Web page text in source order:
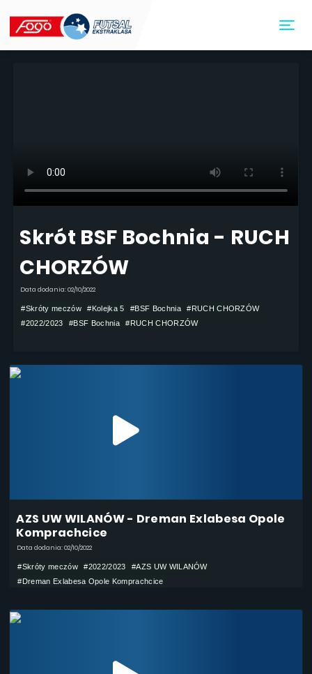
Skrót BSF Bochnia - RUCH
CHORZÓW
Data dodania: 02/10/2022
#Skróty meczów #Kolejka 5 #BSF Bochnia
#RUCH CHORZÓW
#2022/2023
#BSF Bochnia #RUCH CHORZÓW
AZS UW WILANÓW - Dreman Exlabesa Opole
Komprachcice
Data dodania: 02/10/2022
#Skróty meczów #2022/2023
#AZS UW WILANÓW
#Dreman Exlabesa Opole Komprachcice